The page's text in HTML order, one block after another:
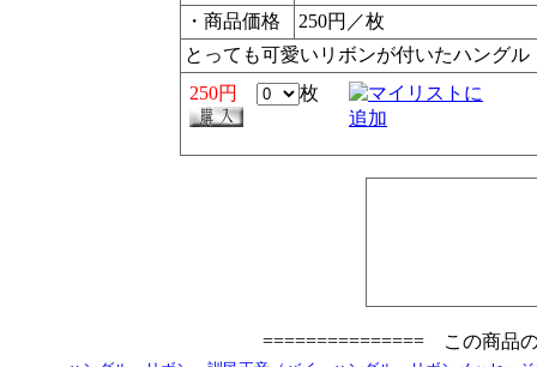
・商品価格
250円／枚
とっても可愛いリボンが付いたハング
250円
枚
=============== この商品